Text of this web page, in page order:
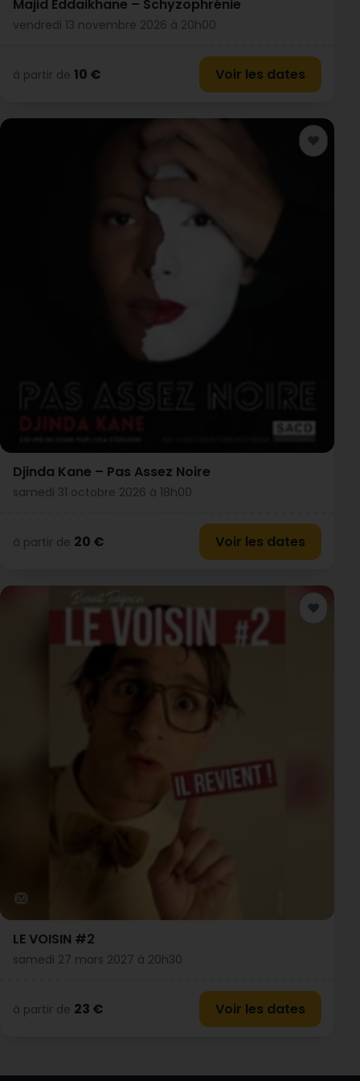
Majid Eddaikhane – Schyzophrénie
vendredi 13 novembre 2026 à 20h00
à partir de 10 € Voir les dates
Djinda Kane – Pas Assez Noire
samedi 31 octobre 2026 à 18h00
à partir de 20 € Voir les dates
♥
Ajouter
LE VOISIN #2
samedi 27 mars 2027 à 20h30
à partir de 23 € Voir les dates
♥
Ajouter